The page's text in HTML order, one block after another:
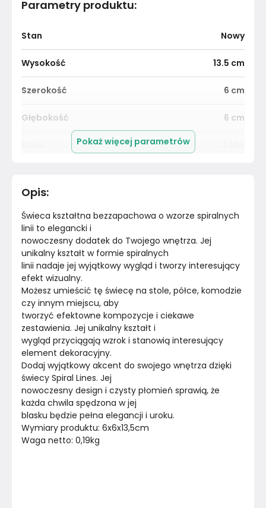
Parametry produktu:
Stan Nowy
Wysokość 13.5 cm
Szerokość 6 cm
Głębokość 6 cm
Materiał
Kolor
Marka
Montaż
Rok produkcji
Pokaż więcej parametrów
Opis:
Świeca kształtna bezzapachowa o wzorze spiralnych
linii to elegancki i
nowoczesny dodatek do Twojego wnętrza. Jej
unikalny kształt w formie spiralnych
linii nadaje jej wyjątkowy wygląd i tworzy interesujący
efekt wizualny.
Możesz umieścić tę świecę na stole, półce, komodzie
czy innym miejscu, aby
tworzyć efektowne kompozycje i ciekawe
zestawienia. Jej unikalny kształt i
wygląd przyciągają wzrok i stanowią interesujący
element dekoracyjny.
Dodaj wyjątkowy akcent do swojego wnętrza dzięki
świecy Spiral Lines. Jej
nowoczesny design i czysty płomień sprawią, że
każda chwila spędzona w jej
blasku będzie pełna elegancji i uroku.
Wymiary produktu: 6x6x13,5cm
Waga netto: 0,19kg